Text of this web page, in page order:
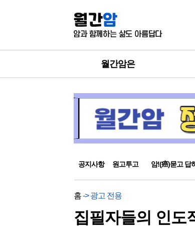
월간암은
공지사항 원고투고 암!(癌)묻고 답
홈-> 광고 전용
집필자들의 인도